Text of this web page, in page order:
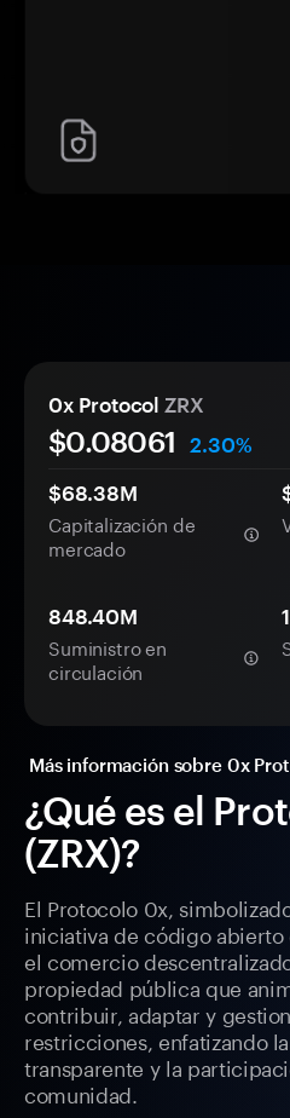
¿Qué es el
(ZRX)?
El Protocolo 0x,
iniciativa de código
el comercio
propiedad pública que
contribuir, adaptar y
restricciones, enfatizando
transparente y la
comunidad.
0x Protocol ZRX
$0.08061
2.30%
$68.38M
Capitalización de
mercado
848.40M
Suministro en
circulación
Más información sobre 0x